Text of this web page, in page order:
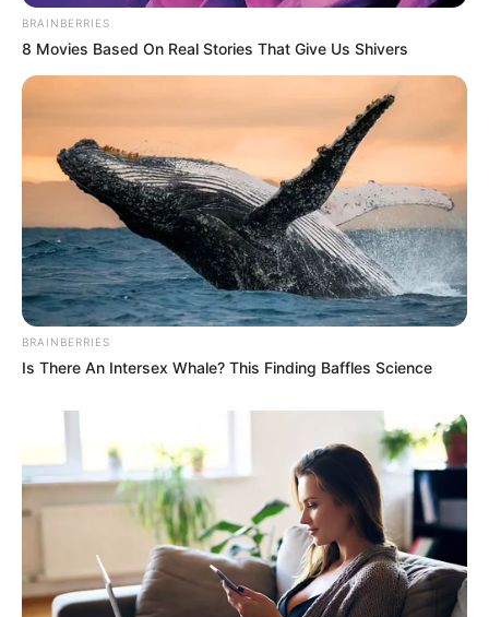
ดวงรายวัน 4 กันยายน 2565
4 ก.ย. 2022
ดวงรายวัน 2 กันยายน 2565
BRAINBERRIES
8 Movies Based On Real Stories That Give Us Shivers
BRAINBERRIES
Is There An Intersex Whale? This Finding Baffles Science